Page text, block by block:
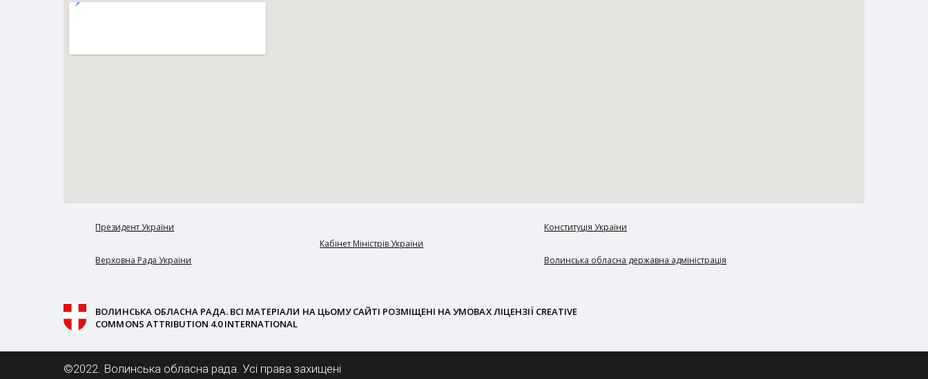
Президент України
Верховна Рада України
Кабінет Міністрів України
Конституція України
Волинська обласна державна адміністрація
ВОЛИНСЬКА ОБЛАСНА РАДА. ВСІ МАТЕРІАЛИ НА ЦЬОМУ САЙТІ РОЗМІЩЕНІ НА УМОВАХ ЛІЦЕНЗІЇ CREATIVE
COMMONS ATTRIBUTION 4.0 INTERNATIONAL
©2022. Волинська обласна рада. Усі права захищені